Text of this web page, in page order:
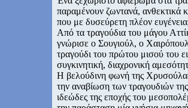
παραμένουν ζωντανά, ανθεκτικά
που με δυσεύρετη πλέον
Από τα τραγούδια του μάγου
γνώρισε ο Σουγιούλ, ο
τραγούδι του πρώτου μισού του
συγκινητική, διαχρονική
Η βελούδινη φωνή της
την αναβίωση των τραγουδιών
ιδεώδες της εποχής του